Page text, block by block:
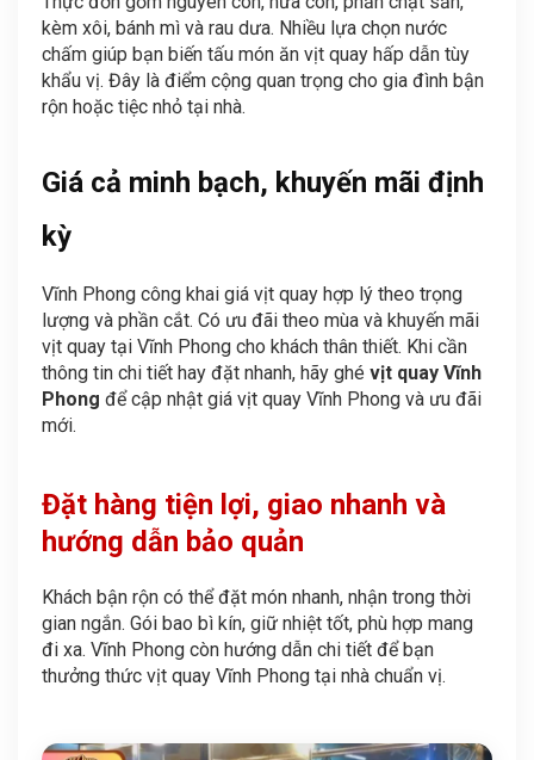
kèm xôi, bánh mì và rau dưa. Nhiều lựa chọn nước
chấm giúp bạn biến tấu món ăn vịt quay hấp dẫn tùy
khẩu vị. Đây là điểm cộng quan trọng cho gia đình bận
rộn hoặc tiệc nhỏ tại nhà.
Giá cả minh bạch, khuyến mãi định
kỳ
Vĩnh Phong công khai giá vịt quay hợp lý theo trọng
lượng và phần cắt. Có ưu đãi theo mùa và khuyến mãi
vịt quay tại Vĩnh Phong cho khách thân thiết. Khi cần
thông tin chi tiết hay đặt nhanh, hãy ghé vịt quay Vĩnh
Phong để cập nhật giá vịt quay Vĩnh Phong và ưu đãi
mới.
Đặt hàng tiện lợi, giao nhanh và
hướng dẫn bảo quản
Khách bận rộn có thể đặt món nhanh, nhận trong thời
gian ngắn. Gói bao bì kín, giữ nhiệt tốt, phù hợp mang
đi xa. Vĩnh Phong còn hướng dẫn chi tiết để bạn
thưởng thức vịt quay Vĩnh Phong tại nhà chuẩn vị.